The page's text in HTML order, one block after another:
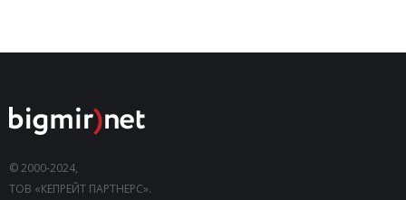
© 2000-2024,
ТОВ «КЕПРЕЙТ ПАРТНЕРС».